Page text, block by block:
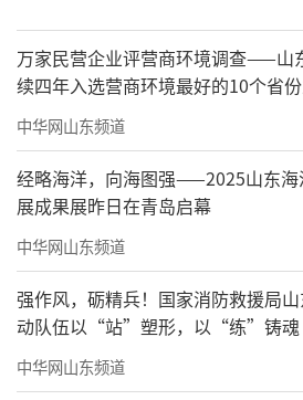
类清单的施工工地停止涉
工作业。所有企业露天堆放
盖。
（三）移动源控制措
矿）、洗煤厂、物流（除民
大宗物料运输（日载货车辆
的单位禁止使用国四及以
汽车（含燃气）进行运输（
车辆除外）。施工工地、工
园区停止使用国二及以下排
万家民营企业评营商环境调查——山
续四年入选营商环境最好的10个省
中华网山东频道
经略海洋，向海图强——2025山东海
展成果展昨日在青岛启幕
中华网山东频道
强作风，砺精兵！国家消防救援局
动队伍以“站”塑形，以“练”铸魂
中华网山东频道